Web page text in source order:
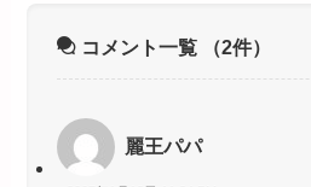
コメント一覧 （2件）
麗王パパ